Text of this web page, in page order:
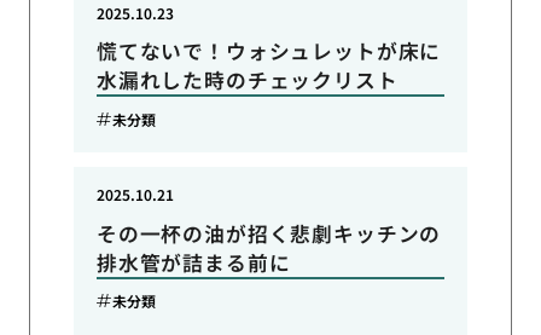
慌てないで！ウォシュレットが床に
水漏れした時のチェックリスト
2025.10.23
未分類
その一杯の油が招く悲劇キッチンの
排水管が詰まる前に
2025.10.21
未分類